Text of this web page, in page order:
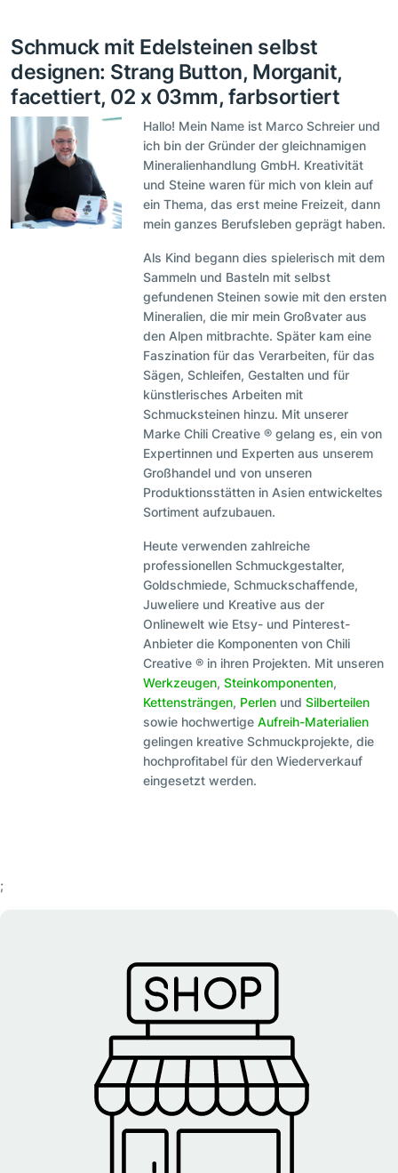
Schmuck mit Edelsteinen selbst
designen: Strang Button, Morganit,
facettiert, 02 x 03mm, farbsortiert
Hallo! Mein Name ist Marco Schreier und
ich bin der Gründer der gleichnamigen
Mineralienhandlung GmbH. Kreativität
und Steine waren für mich von klein auf
ein Thema, das erst meine Freizeit, dann
mein ganzes Berufsleben geprägt haben.
Als Kind begann dies spielerisch mit dem
Sammeln und Basteln mit selbst
gefundenen Steinen sowie mit den ersten
Mineralien, die mir mein Großvater aus
den Alpen mitbrachte. Später kam eine
Faszination für das Verarbeiten, für das
Sägen, Schleifen, Gestalten und für
künstlerisches Arbeiten mit
Schmucksteinen hinzu. Mit unserer
Marke Chili Creative ® gelang es, ein von
Expertinnen und Experten aus unserem
Großhandel und von unseren
Produktionsstätten in Asien entwickeltes
Sortiment aufzubauen.
Heute verwenden zahlreiche
professionellen Schmuckgestalter,
Goldschmiede, Schmuckschaffende,
Juweliere und Kreative aus der
Onlinewelt wie Etsy- und Pinterest-
Anbieter die Komponenten von Chili
Creative ® in ihren Projekten. Mit unseren
Werkzeugen,Steinkomponenten,
Kettensträngen, Perlen undSilberteilen
sowie hochwertigeAufreih-Materialien
gelingen kreative Schmuckprojekte, die
hochprofitabel für den Wiederverkauf
eingesetzt werden.
;